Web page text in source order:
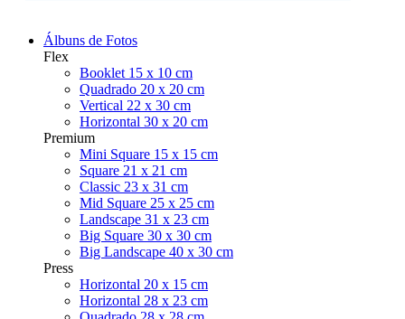
Álbuns de Fotos
Flex
Booklet 15 x 10 cm
Quadrado 20 x 20 cm
Vertical 22 x 30 cm
Horizontal 30 x 20 cm
Premium
Mini Square 15 x 15 cm
Square 21 x 21 cm
Classic 23 x 31 cm
Mid Square 25 x 25 cm
Landscape 31 x 23 cm
Big Square 30 x 30 cm
Big Landscape 40 x 30 cm
Press
Horizontal 20 x 15 cm
Horizontal 28 x 23 cm